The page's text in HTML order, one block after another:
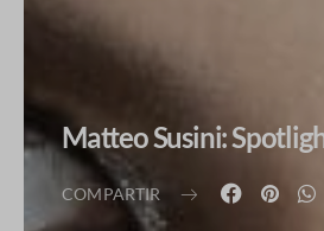
Matteo Susini:
COMPARTIR